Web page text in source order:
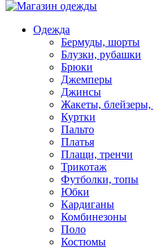
Одежда
Бермуды, шорты
Блузки, рубашки
Брюки
Джемперы
Джинсы
Жакеты,
Куртки
Пальто
Платья
Плащи, тренчи
Трикотаж
Футболки, топы
Юбки
Кардиганы
Комбинезоны
Поло
Костюмы